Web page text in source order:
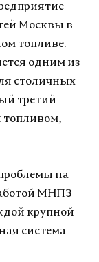
Москвы в
топливе.
одним из
столичных
третий
топливом,
на
МНПЗ
крупной
система